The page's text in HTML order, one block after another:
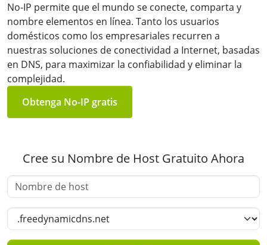
No-IP permite que el mundo se conecte, comparta y
nombre elementos en línea. Tanto los usuarios
domésticos como los empresariales recurren a
nuestras soluciones de conectividad a Internet, basadas
en DNS, para maximizar la confiabilidad y eliminar la
complejidad.
Obtenga No-IP gratis
Cree su Nombre de Host Gratuito Ahora